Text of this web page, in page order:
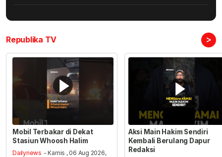
Republika TV >
Mobil Terbakar di Dekat
Stasiun Whoosh Halim
Dailynews - Kamis , 06 Aug 2026,
Aksi Main Hakim Sendiri
Kembali Berulang Dapur
Redaksi